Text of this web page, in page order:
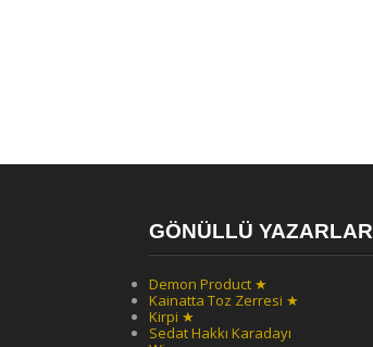
GÖNÜLLÜ YAZARLAR
Demon Product ★
Kainatta Toz Zerresi ★
Kirpi ★
Sedat Hakkı Karadayı